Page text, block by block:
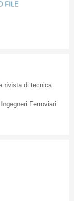
FILE
rivista di tecnica
Ingegneri Ferroviari